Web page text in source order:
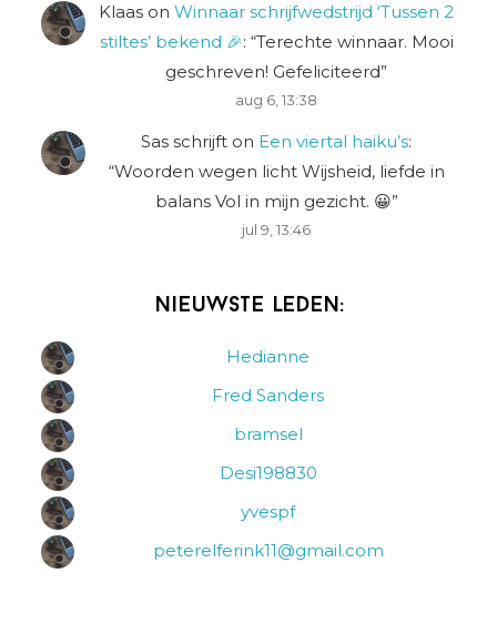
Klaas on Winnaar schrijfwedstrijd ‘Tussen 2
stiltes’ bekend 🎉: “Terechte winnaar. Mooi
geschreven! Gefeliciteerd”
aug 6, 13:38
Sas schrijft on Een viertal haiku’s:
“Woorden wegen licht Wijsheid, liefde in
balans Vol in mijn gezicht. 😀”
jul 9, 13:46
Nieuwste leden:
Hedianne
Fred Sanders
bramsel
Desi198830
yvespf
peterelferink11@gmail.com